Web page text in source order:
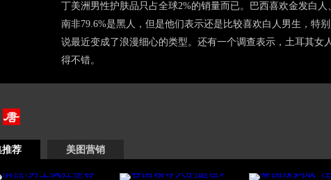
丁美洲男性护肤品只占全球2%的销量而已。巴西喜欢金发白
南非79.6%是黑人，但是他们表示还是比较喜欢白人男生，特
说最近变成了浪漫细心的类型。还有一个调查表示，土耳其
得不错。
推荐 美图营销